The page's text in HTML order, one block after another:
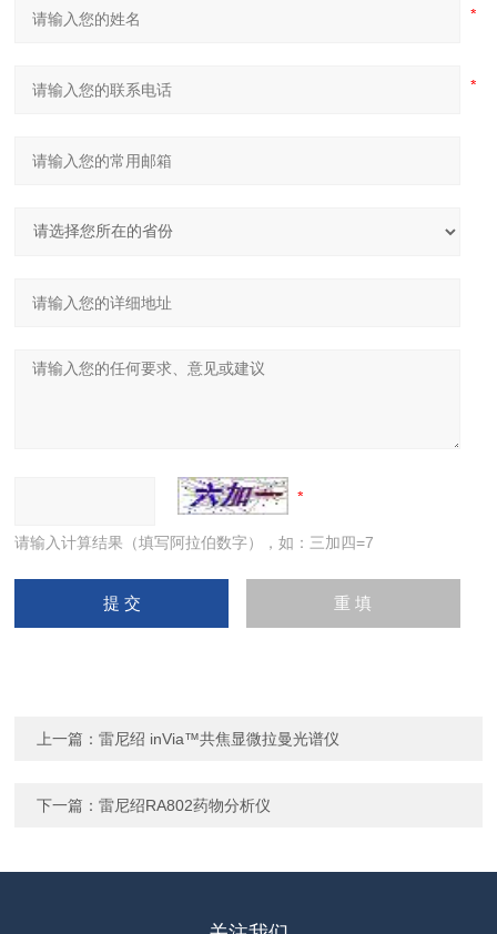
请输入计算结果（填写阿拉伯数字），如：三加四=7
上一篇：雷尼绍 inVia™共焦显微拉曼光谱仪
下一篇：雷尼绍RA802药物分析仪